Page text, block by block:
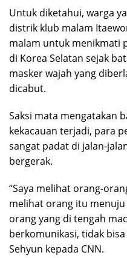
Untuk diketahui, warga
distrik klub malam
malam untuk menikmati
di Korea Selatan sejak
masker wajah yang
dicabut.
Saksi mata mengatakan
kekacauan terjadi, para
sangat padat di jalan-
bergerak.
“Saya melihat orang-
melihat orang itu menuju
orang yang di tengah
berkomunikasi, tidak bisa
Sehyun kepada CNN.